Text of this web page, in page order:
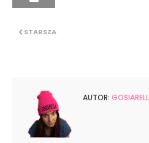
STARSZA
AUTOR: